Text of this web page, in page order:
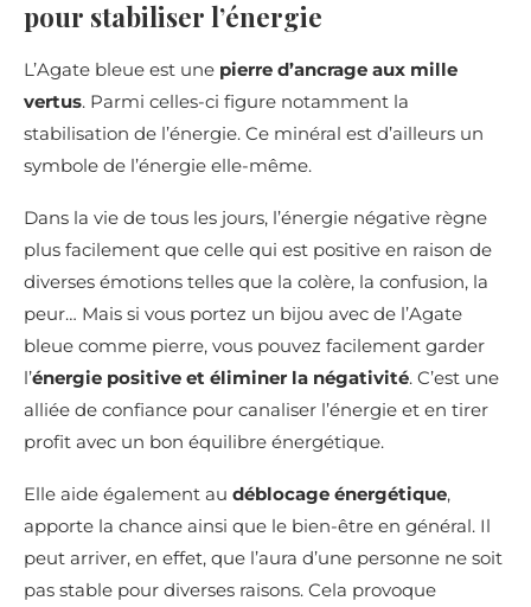
pour stabiliser l’énergie
L’Agate bleue est une pierre d’ancrage aux mille
vertus. Parmi celles-ci figure notamment la
stabilisation de l’énergie. Ce minéral est d’ailleurs un
symbole de l’énergie elle-même.
Dans la vie de tous les jours, l’énergie négative règne
plus facilement que celle qui est positive en raison de
diverses émotions telles que la colère, la confusion, la
peur… Mais si vous portez un bijou avec de l’Agate
bleue comme pierre, vous pouvez facilement garder
l’énergie positive et éliminer la négativité. C’est une
alliée de confiance pour canaliser l’énergie et en tirer
profit avec un bon équilibre énergétique.
Elle aide également au déblocage énergétique,
apporte la chance ainsi que le bien-être en général. Il
peut arriver, en effet, que l’aura d’une personne ne soit
pas stable pour diverses raisons. Cela provoque